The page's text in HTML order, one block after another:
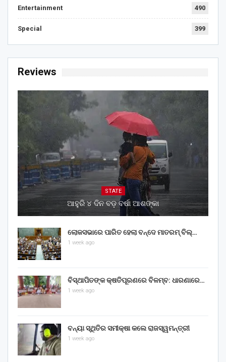
Entertainment 490
Special 399
Reviews
STATE
ଆହୁରି ୪ ଦିନ ବଡ଼ ବର୍ଷା ଆଶଙ୍କା
ଲୋକସଭାରେ ପାରିତ ହେଲା ବନ୍ଦେ ମାତରମ୍‌ ବିଲ୍‌…
1 week ago
ବିସ୍ଥାପିତଙ୍କ କ୍ଷତିପୂରଣରେ ବିଳମ୍ବ: ଧାରଣାରେ…
1 week ago
ବନ୍ୟା ସ୍ଥିତିର ସମୀକ୍ଷା କଲେ ରାଜସ୍ୱମନ୍ତ୍ରୀ
1 week ago